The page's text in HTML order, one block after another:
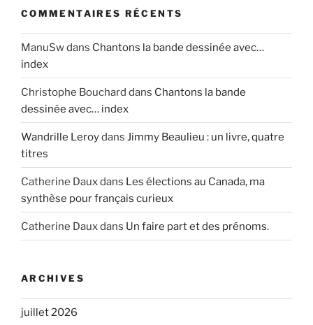
COMMENTAIRES RÉCENTS
ManuSwdans Chantons la bande dessinée avec…
index
Christophe Bouchard dans Chantons la bande
dessinée avec… index
Wandrille Leroydans Jimmy Beaulieu : un livre, quatre
titres
Catherine Dauxdans Les élections au Canada, ma
synthèse pour français curieux
Catherine Dauxdans Un faire part et des prénoms.
ARCHIVES
juillet 2026